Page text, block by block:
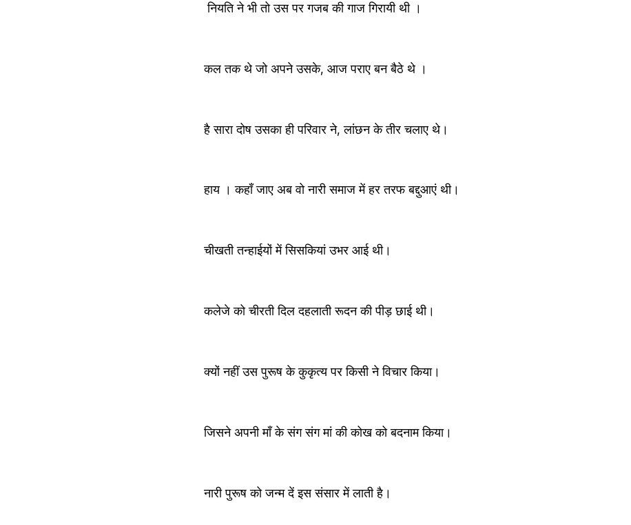
नियति ने भी तो उस पर गजब की गाज गिरायी थी ।
कल तक थे जो अपने उसके, आज पराए बन बैठे थे ।
है सारा दोष उसका ही परिवार ने, लांछन के तीर चलाए थे।
हाय । कहाँ जाए अब वो नारी समाज में हर तरफ बद्दुआएं थी।
चीखती तन्हाईयों में सिसकियां उभर आई थी।
कलेजे को चीरती दिल दहलाती रूदन की पीड़ छाई थी।
क्यों नहीं उस पुरूष के कुकृत्य पर किसी ने विचार किया।
जिसने अपनी माँ के संग संग मां की कोख को बदनाम किया।
नारी पुरूष को जन्म दें इस संसार में लाती है।